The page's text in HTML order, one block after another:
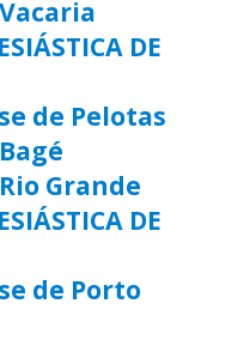
DE
de Pelotas
Grande
DE
de Porto